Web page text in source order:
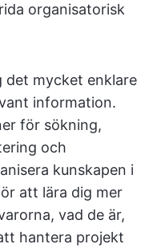
organisatorisk
det mycket enklare
information.
för sökning,
och
kunskapen i
att lära dig mer
vad de är,
hantera projekt